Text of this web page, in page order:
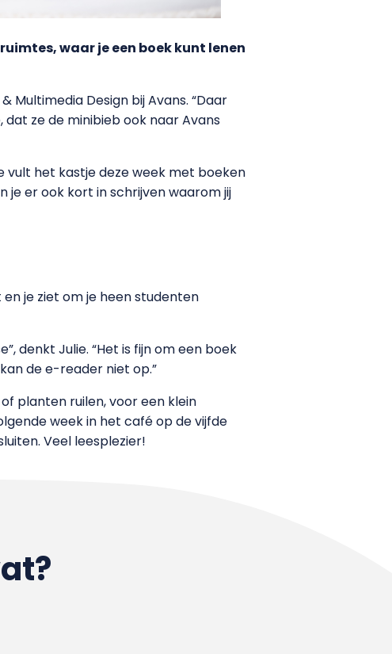
waar je een boek kunt lenen
Multimedia Design bij Avans. “Daar
dat ze de minibieb ook naar Avans
vult het kastje deze week met boeken
je er ook kort in schrijven waarom jij
je ziet om je heen studenten
denkt Julie. “Het is fijn om een boek
de e-reader niet op.”
planten ruilen, voor een klein
week in het café op de vijfde
Veel leesplezier!